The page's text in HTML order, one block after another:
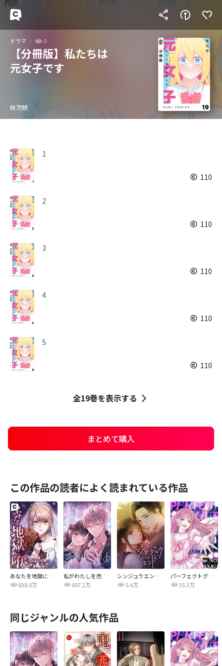
ドラマ 0
【分冊版】私たちは
元女子です
咲次朗
1
110
2
110
3
110
4
110
5
110
全19巻を表示する
まとめて購入
この作品の読者によく読まれている作品
あなたを地獄に堕とすまで
838.0万
私がわたしを売る理由
607.2万
シンジュウエンド【タテヨミ】
5.4万
パーフェクトグリッター
35.3万
同じジャンルの人気作品